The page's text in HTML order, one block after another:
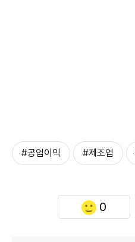
#공업이익 #제조업
0